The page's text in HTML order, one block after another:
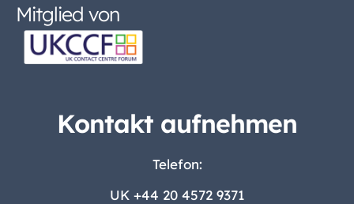
Mitglied von
Kontakt aufnehmen
Telefon:
UK +44 20 4572 9371